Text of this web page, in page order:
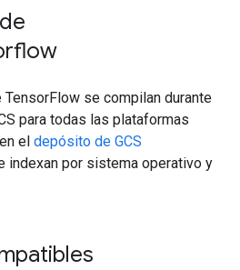
se compilan durante
para todas las plataformas
el depósito de GCS
indexan por sistema operativo y